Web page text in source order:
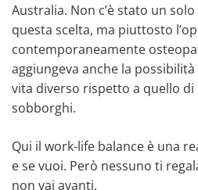
Australia. Non c’è stato un
questa scelta, ma piuttosto
contemporaneamente
aggiungeva anche la
vita diverso rispetto a quello di
sobborghi.
Qui il work-life balance è una
e se vuoi. Però nessuno ti
non vai avanti.